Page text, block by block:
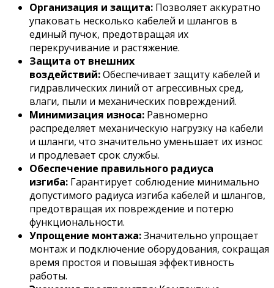
Организация и защита: Позволяет аккуратно
упаковать несколько кабелей и шлангов в
единый пучок, предотвращая их
перекручивание и растяжение.
Защита от внешних
воздействий:Обеспечивает защиту кабелей и
гидравлических линий от агрессивных сред,
влаги, пыли и механических повреждений.
Минимизация износа: Равномерно
распределяет механическую нагрузку на кабели
и шланги, что значительно уменьшает их износ
и продлевает срок службы.
Обеспечение правильного радиуса
изгиба: Гарантирует соблюдение минимально
допустимого радиуса изгиба кабелей и шлангов,
предотвращая их повреждение и потерю
функциональности.
Упрощение монтажа:Значительно упрощает
монтаж и подключение оборудования, сокращая
время простоя и повышая эффективность
работы.